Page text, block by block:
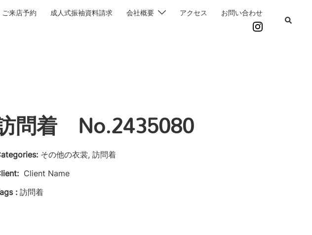
ご来店予約 成人式振袖資料請求 会社概要 アクセス お問い合わせ
問着 No.2435080
その他の衣裳, 訪問着
Client Name
: 訪問着